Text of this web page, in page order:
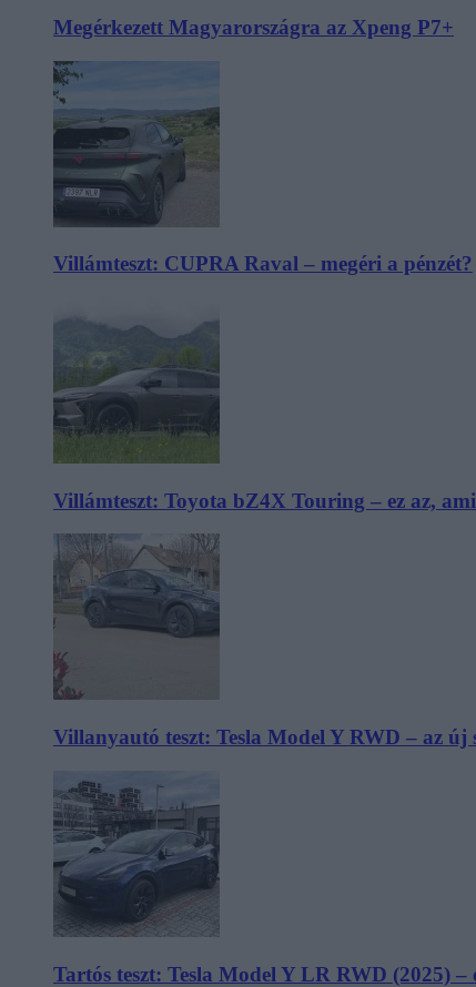
Megérkezett Magyarországra az Xpeng P7+
Villámteszt: CUPRA Raval – megéri a pénzét?
Villámteszt: Toyota bZ4X Touring – ez az,
Villanyautó teszt: Tesla Model Y RWD – az új
Tartós teszt: Tesla Model Y LR RWD (2025) –